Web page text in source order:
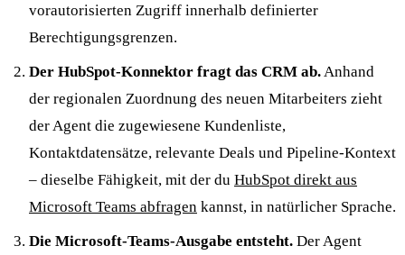
vorautorisierten Zugriff innerhalb definierter
Berechtigungsgrenzen.
Der HubSpot-Konnektor fragt das CRM ab.Anhand
der regionalen Zuordnung des neuen Mitarbeiters zieht
der Agent die zugewiesene Kundenliste,
Kontaktdatensätze, relevante Deals und Pipeline-Kontext
– dieselbe Fähigkeit, mit der du HubSpot direkt aus
Microsoft Teams abfragen kannst, in natürlicher Sprache.
Die Microsoft-Teams-Ausgabe entsteht. Der Agent